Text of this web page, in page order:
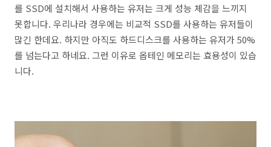
를 SSD에 설치해서 사용하는 유저는 크게 성능 체감을 느끼지
못합니다. 우리나라 경우에는 비교적 SSD를 사용하는 유저들이
많긴 한데요. 하지만 아직도 하드디스크를 사용하는 유저가 50%
를 넘는다고 하네요. 그런 이유로 옵테인 메모리는 효용성이 있습
니다.